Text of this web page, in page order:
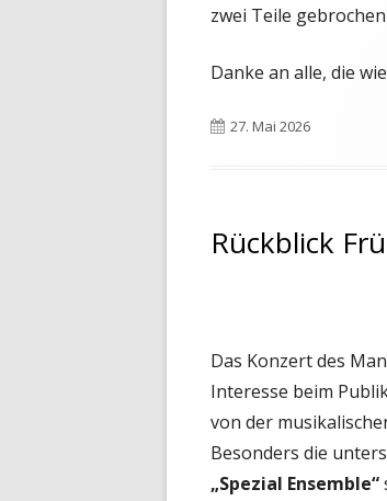
zwei Teile gebrochen
Danke an alle, die
Veröffentlicht
27. Mai 2026
Rückblick
Das Konzert des
Interesse beim
von der
Besonders die
„Spezial Ensemble“